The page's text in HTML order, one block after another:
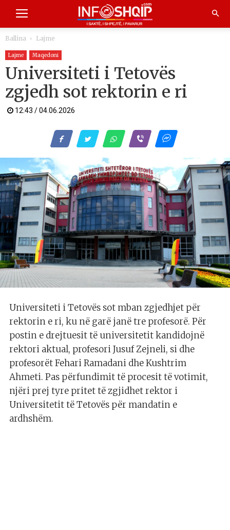
Ballina Lajme
Lajme Maqedoni
Universiteti i Tetovës
zgjedh sot rektorin e ri
12:43 / 04.06.2026
Universiteti i Tetovës sot mban zgjedhjet për
rektorin e ri, ku në garë janë tre profesorë. Për
postin e drejtuesit të universitetit kandidojnë
rektori aktual, profesori Jusuf Zejneli, si dhe
profesorët Fehari Ramadani dhe Kushtrim
Ahmeti. Pas përfundimit të procesit të votimit,
njëri prej tyre pritet të zgjidhet rektor i
Universitetit të Tetovës për mandatin e
ardhshëm.